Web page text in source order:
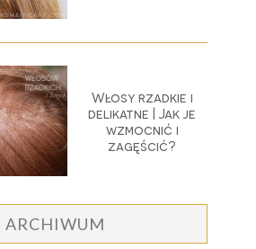
Włosy rzadkie i
delikatne | Jak je
wzmocnić i
zagęścić?
ARCHIWUM